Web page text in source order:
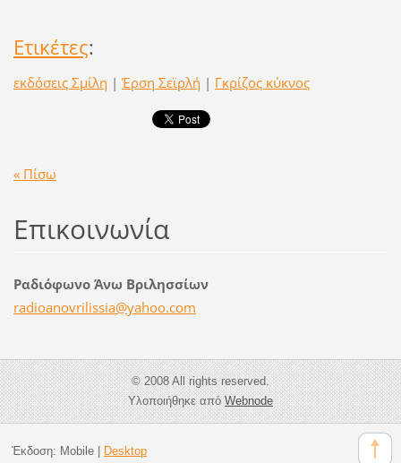
Ετικέτες:
εκδόσεις Σμίλη | Έρση Σεϊρλή | Γκρίζος κύκνος
« Πίσω
Επικοινωνία
Ραδιόφωνο Άνω Βριλησσίων
radioanovrilissia@yahoo.com
© 2008 All rights reserved.
Υλοποιήθηκε απόWebnode
Έκδοση: Mobile| Desktop